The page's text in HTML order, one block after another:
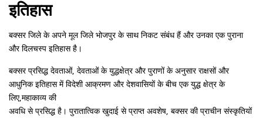
इतिहास
बक्सर जिले के अपने मूल जिले भोजपुर के साथ निकट संबंध हैं और उनका एक पुराना
और दिलचस्प इतिहास है।
बक्सर प्रसिद्ध देवताओं, देवताओं के युद्धक्षेत्र और पुराणों के अनुसार राक्षसों और
आधुनिक इतिहास में विदेशी आक्रमण और देशवासियों के बीच एक युद्ध क्षेत्र के
लिए,महाकाव्य की
अवधि से प्रसिद्ध है। पुरातात्विक खुदाई से प्राप्त अवशेष, बक्सर की प्राचीन संस्कृतियों